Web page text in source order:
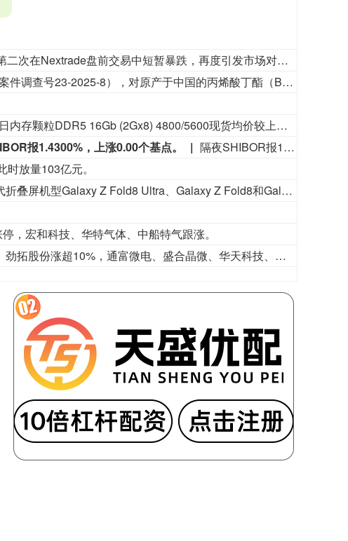
SK海力士约一周内第二次在Nextrade盘前交易中短暂暴跌，再度引发市场对于韩国另类交易平台价格剧烈波动的质疑。当地时间周四上午8时，SK海力士在Nextrade以每股116.8万韩元成交11股，较前日收盘价重挫30%，触及当日跌停限制。50分钟盘前交易时段结束时，跌幅收窄至约2%。当天上午在韩国交易所常规交易时段，SK海力士股价一度下跌9.8%。美国存储芯片公司闪迪本财季营收展望不及预期后，股价在盘后交易中重挫，韩国芯片股随之普遍走弱。此次剧烈波动与上周二的走势高度相似。当时SK海力士也在盘前交易中一度暴跌30%，随后收窄跌幅。
2026年7月23日，韩国贸易委员会发布第2026-13号公告（案件调查号23-2025-8），对原产于中国的丙烯酸丁酯（Butyl Acrylate）作出反倾销肯定性终裁，建议韩国企划财政部对涉案产品征收为期五年的反倾销税，具体如下：泰兴市昇科化工有限公司（Taixing Sunke Chemicals Co., Ltd.）及其关联企业税率为11.42%、上海华谊新材料有限公司（Shanghai Huayi New Material Co., Ltd.）及其关联企业税率为8.32%、平湖石化有限责任公司（Pinghu Petro Chemical Co., Ltd.）及其关联企业税率为19.17%、中国其他生产商/出口商税率为18.69%。涉案产品的韩国税号为2916.12.3000。（中国贸易救济信息网）
TrendForce数据显示，8月6日内存颗粒DDR5 16Gb (2Gx8) 4800/5600现货均价较上日持平，DDR4 16Gb (2Gx8) 3200现货均价较上日持平，DDR4 8Gb (1Gx8) 3200现货均价较上日上涨0.30%。
报1.4300%，上涨0.00个基点。
隔夜SHIBOR报1.3530%，下降0.74个基点。7天SHIBOR报1.3830%，上涨0.60个基点。3个月SHIBOR报1.4300%，上涨0.00个基点。
放量103亿元。
三星电子将于8月7日在韩国正式推出新一代折叠屏机型Galaxy Z Fold8 Ultra、Galaxy Z Fold8和Galaxy Z Flip8，以及智能手表Galaxy Watch Ultra2和Galaxy Watch9。
，宏和科技、华特气体、中船特气跟涨。
近期先进封装概念持续反弹，长电科技封涨停，甬矽电子、劲拓股份涨超10%，通富微电、盛合晶微、华天科技、太极实业涨超5%。